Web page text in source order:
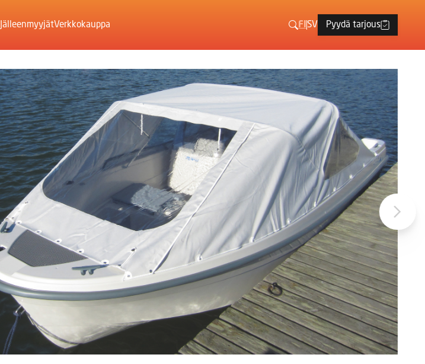
JälleenmyyjätVerkkokauppa Haku
FI SV Pyydä tarjous